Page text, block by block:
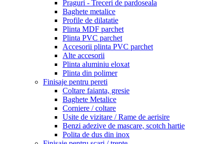
Praguri - Treceri de pardoseala
Baghete metalice
Profile de dilatatie
Plinta MDF parchet
Plinta PVC parchet
Accesorii plinta PVC parchet
Alte accesorii
Plinta aluminiu eloxat
Plinta din polimer
Finisaje pentru pereti
Coltare faianta, gresie
Baghete Metalice
Corniere / coltare
Usite de vizitare / Rame de aerisire
Benzi adezive de mascare, scotch hartie
Polita de dus din inox